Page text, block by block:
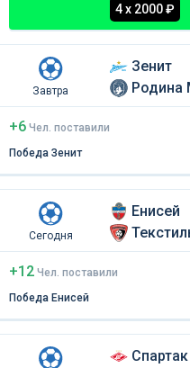
4 х 2000 ₽
Завтра
Зенит
Родина
+6 Чел поставили
Победа Зенит
Сегодня
Енисей
+12 Чел поставили
Победа Енисей
Спартак